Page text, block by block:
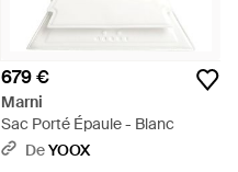
679 €
Marni
Sac Porté Épaule - Blanc
DeYOOX